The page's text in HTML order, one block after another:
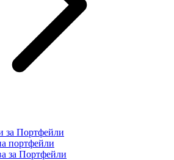
за Портфейли
портфейли
за Портфейли